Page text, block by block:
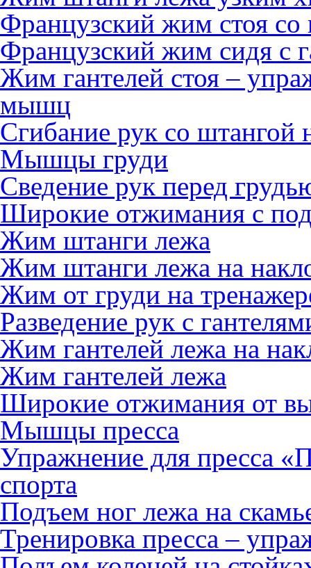
Французский жим стоя со
Французский жим сидя с
Жим гантелей стоя –
мышц
Сгибание рук со штангой
Мышцы груди
Сведение рук перед
Широкие отжимания с
Жим штанги лежа
Жим штанги лежа на
Жим от груди на
Разведение рук с
Жим гантелей лежа на
Жим гантелей лежа
Широкие отжимания от
Мышцы пресса
Упражнение для пресса
спорта
Подъем ног лежа на
Тренировка пресса –